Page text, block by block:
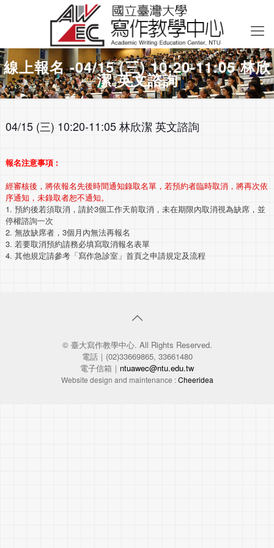
線上報名 -04/15 (三) 10:20-11:05 林欣
潔 英文諮詢
04/15 (三) 10:20-11:05 林欣潔 英文諮詢
報名注意事項 :
經審核後，將依報名先後時間通知錄取名單，若預約者臨時取消，將再次依
序通知，未錄取者恕不通知。
1. 預約後若須取消，請於3個工作天前取消，未在期限內取消視為缺席，並
停權諮詢一次
2. 無故缺席者，3個月內無法再報名
3. 若要取消預約請務必填寫取消報名表單
4. 其他規定請參考「寫作急診室」首頁之申請規定及流程
© 臺大寫作教學中心. All Rights Reserved.
電話｜(02)33669865, 33661480
電子信箱｜ ntuawec@ntu.edu.tw
Website design and maintenance :Cheeridea